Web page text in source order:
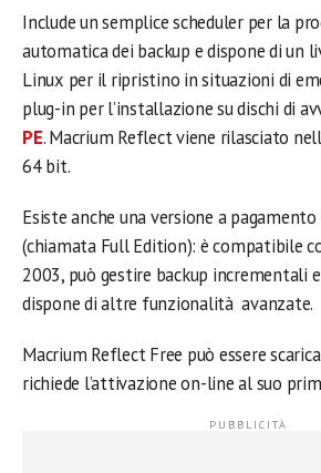
Include un semplice scheduler per la
automatica dei backup e dispone di un
Linux per il ripristino in situazioni di
plug-in per l’installazione su dischi di
PE. Macrium Reflect viene rilasciato
64 bit.
Esiste anche una versione a
(chiamata Full Edition): è compatibile
2003, può gestire backup incrementali
dispone di altre funzionalità avanzate.
Macrium Reflect Free può essere
richiede l’attivazione on-line al suo